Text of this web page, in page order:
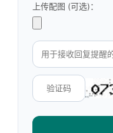
上传配图 (可选)：